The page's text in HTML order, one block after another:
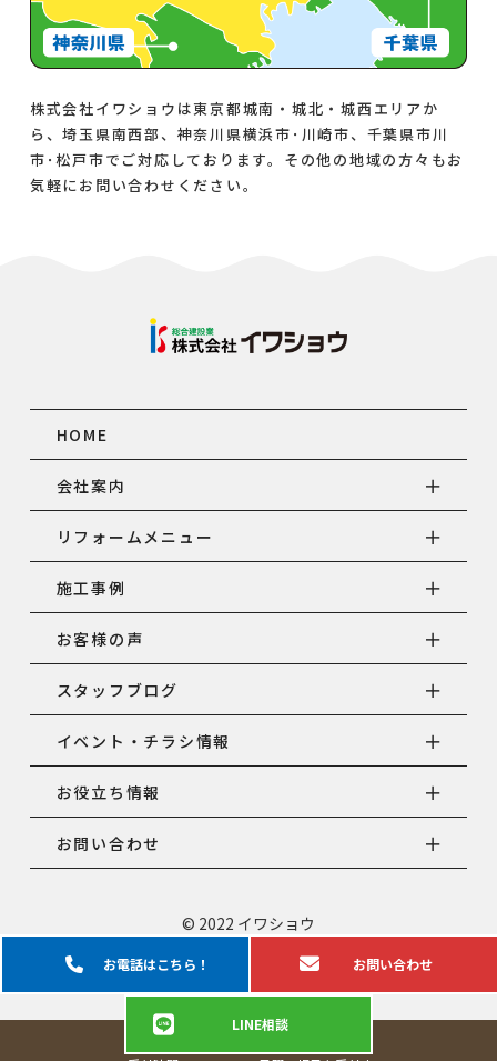
お電話はこちら！ お問い合わせ
LINE相談
株式会社イワショウは東京都城南・城北・城西エリアか
ら、埼玉県南西部、神奈川県横浜市･川崎市、千葉県市川
市･松戸市でご対応しております。その他の地域の方々もお
気軽にお問い合わせください。
HOME
会社案内
リフォームメニュー
施工事例
お客様の声
スタッフブログ
イベント・チラシ情報
お役立ち情報
お問い合わせ
© 2022 イワショウ